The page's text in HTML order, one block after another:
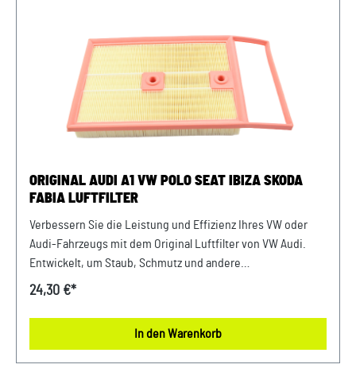
Škoda Modellen Unser Service für Sie: Um Fehlkäufe zu
vermeiden, bieten wir Ihnen die Möglichkeit, uns vor Ihrer
Bestellung oder in der Kaufabwicklung die 17-stellige
Fahrgestellnummer(Bsp. VW: WVWZZZ... Audi: WAUZZZ...)
Ihres Fahrzeugs mitzuteilen. Wir prüfen vorab, ob der
gewünschte Artikel zum Fahrzeug passt.
ORIGINAL AUDI A1 VW POLO SEAT IBIZA SKODA
FABIA LUFTFILTER
Verbessern Sie die Leistung und Effizienz Ihres VW oder
Audi-Fahrzeugs mit dem Original Luftfilter von VW Audi.
Entwickelt, um Staub, Schmutz und andere
Verunreinigungen fernzuhalten, sorgt dieser Luftfilter für
und hochwertigen Materialien gewährleistet er eine lange
Lebensdauer und zuverlässige Leistung. Halten Sie Ihren
24,30 €*
In den Warenkorb